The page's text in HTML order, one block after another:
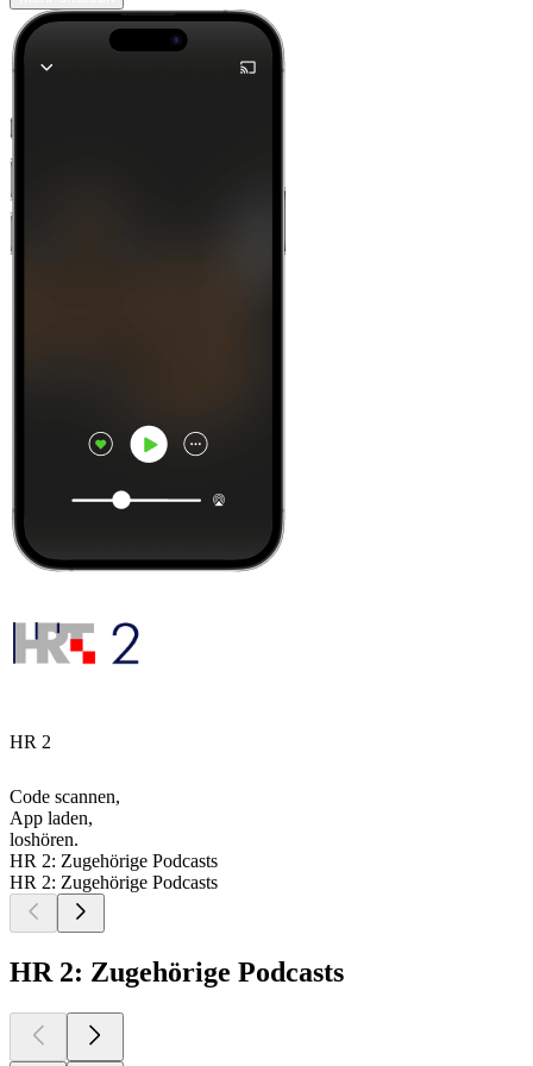
HR 2
Code scannen,
App laden,
loshören.
HR 2: Zugehörige Podcasts
HR 2: Zugehörige Podcasts
HR 2: Zugehörige Podcasts